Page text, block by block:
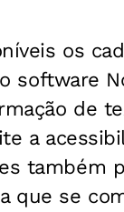
os
software
de
a
também
que se